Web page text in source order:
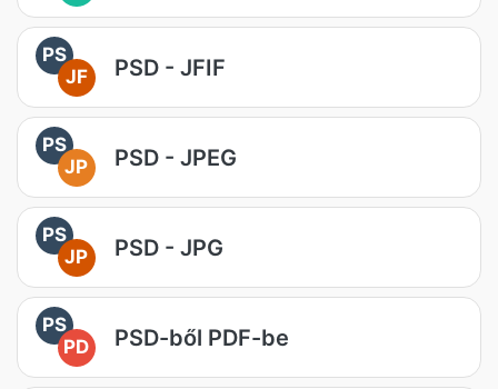
PS
JF
PSD - JFIF
PS
JP
PSD - JPEG
PS
JP
PSD - JPG
PS
PD
PSD-ből PDF-be